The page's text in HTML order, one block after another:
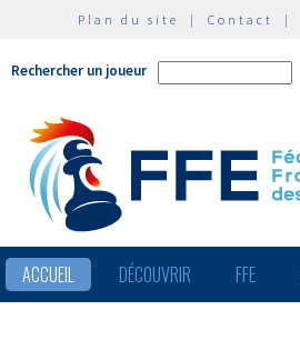
Plan du site | Contact |
Rechercher un joueur
ACCUEIL DÉCOUVRIR FFE